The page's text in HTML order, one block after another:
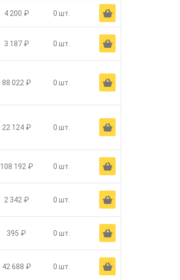
4 200 ₽ 0 шт. Ä
3 187 ₽ 0 шт. Ä
88 022 ₽ 0 шт. Ä
22 124 ₽ 0 шт. Ä
108 192 ₽ 0 шт. Ä
2 342 ₽ 0 шт. Ä
395 ₽ 0 шт. Ä
42 688 ₽ 0 шт. Ä